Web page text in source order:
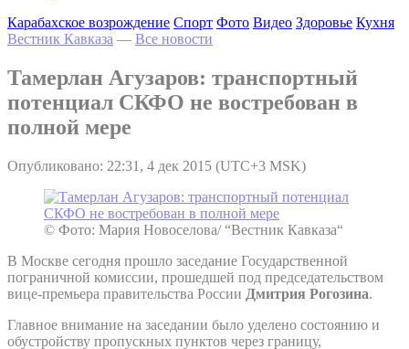
Карабахское возрождение Спорт Фото Видео Здоровье Кухня
Вестник Кавказа — Все новости
Тамерлан Агузаров: транспортный
потенциал СКФО не востребован в
полной мере
Опубликовано: 22:31, 4 дек 2015 (UTC+3 MSK)
© Фото: Мария Новоселова/ “Вестник Кавказа“
В Москве сегодня прошло заседание Государственной
пограничной комиссии, прошедшей под председательством
вице-премьера правительства России Дмитрия Рогозина.
Главное внимание на заседании было уделено состоянию и
обустройству пропускных пунктов через границу,